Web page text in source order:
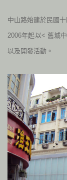
中山路始建於民國
2006年起以< 舊城
以及開發活動。